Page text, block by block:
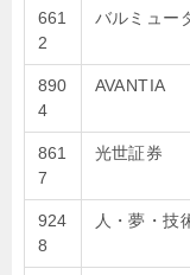
661
2
バルミュー
890
4
AVANTIA
861
7
光世証券
924
8
人・夢・技